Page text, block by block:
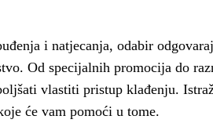
i natjecanja, odabir
Od specijalnih promocija do
vlastiti pristup klađenju.
će vam pomoći u tome.